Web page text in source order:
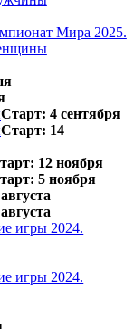
Мира 2025.
Старт: 4 сентября
Старт: 14
12 ноября
5 ноября
игры 2024.
игры 2024.